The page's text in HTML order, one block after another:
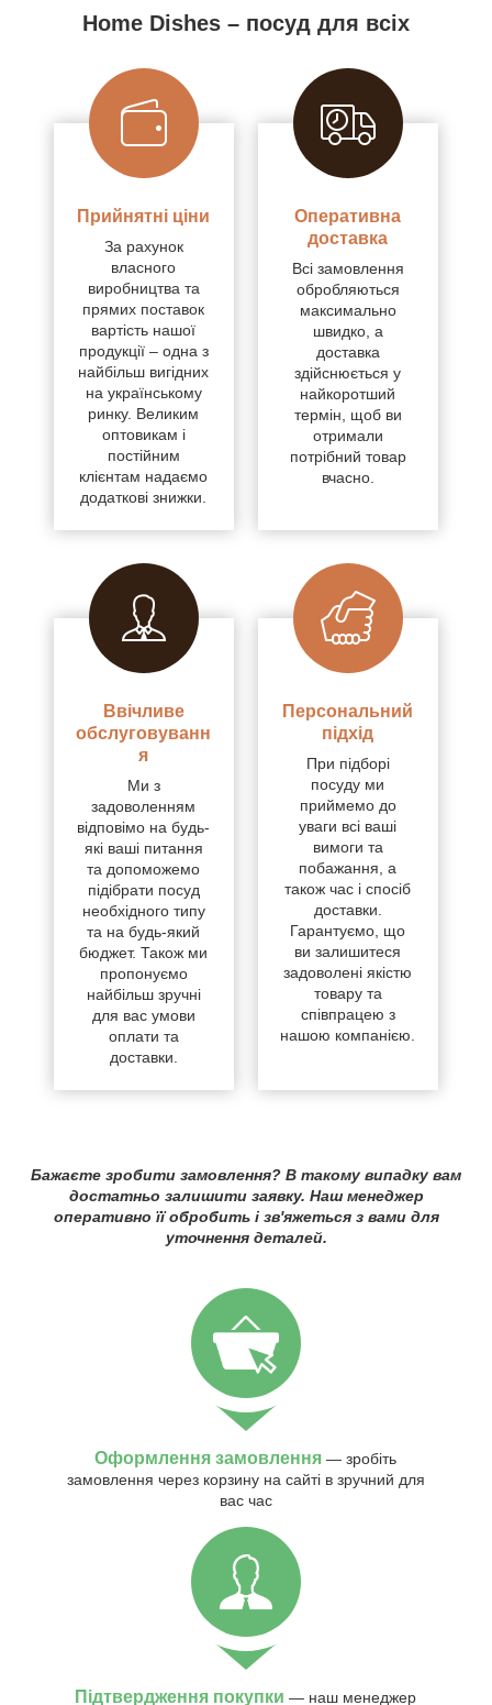
Home Dishes – посуд для всіх
Прийнятні ціни
За рахунок
власного
виробництва та
прямих поставок
вартість нашої
продукції – одна з
найбільш вигідних
на українському
ринку. Великим
оптовикам і
постійним
клієнтам надаємо
додаткові знижки.
Оперативна
доставка
Всі замовлення
обробляються
максимально
швидко, а
доставка
здійснюється у
найкоротший
термін, щоб ви
отримали
потрібний товар
вчасно.
Ввічливе
обслуговуванн
я
Ми з
задоволенням
відповімо на будь-
які ваші питання
та допоможемо
підібрати посуд
необхідного типу
та на будь-який
бюджет. Також ми
пропонуємо
найбільш зручні
для вас умови
оплати та
доставки.
Персональний
підхід
При підборі
посуду ми
приймемо до
уваги всі ваші
вимоги та
побажання, а
також час і спосіб
доставки.
Гарантуємо, що
ви залишитеся
задоволені якістю
товару та
співпрацею з
нашою компанією.
Бажаєте зробити замовлення? В такому випадку вам
достатньо залишити заявку. Наш менеджер
оперативно її обробить і зв'яжеться з вами для
уточнення деталей.
Оформлення замовлення — зробіть
замовлення через корзину на сайті в зручний для
вас час
Підтвердження покупки — наш менеджер